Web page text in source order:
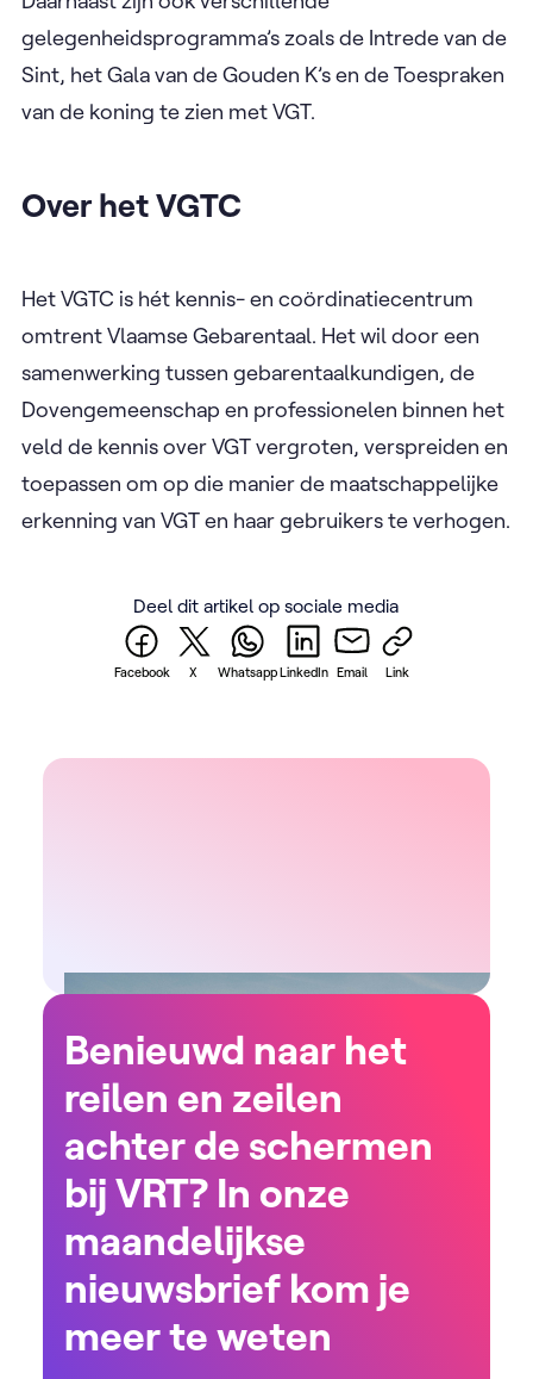
gelegenheidsprogramma’s zoals de Intrede van de
Sint, het Gala van de Gouden K’s en de Toespraken
van de koning te zien met VGT.
Over het VGTC
Het VGTC is hét kennis- en coördinatiecentrum
omtrent Vlaamse Gebarentaal. Het wil door een
samenwerking tussen gebarentaalkundigen, de
Dovengemeenschap en professionelen binnen het
veld de kennis over VGT vergroten, verspreiden en
toepassen om op die manier de maatschappelijke
erkenning van VGT en haar gebruikers te verhogen.
Deel dit artikel op sociale media
Facebook X WhatsappLinkedIn Email Link
Benieuwd naar het
reilen en zeilen
achter de schermen
bij VRT? In onze
maandelijkse
nieuwsbrief kom je
meer te weten